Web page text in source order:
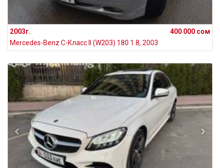
2003г.
400 000 сом
Mercedes-Benz C-Класс II (W203) 180 1.8, 2003